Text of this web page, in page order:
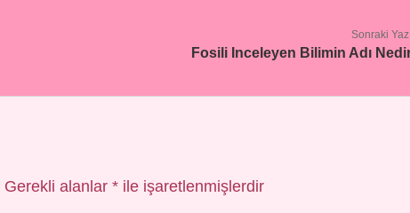
Sonraki
Fosili Inceleyen Bilimin Adı
Gerekli alanlar *ile işaretlenmişlerdir